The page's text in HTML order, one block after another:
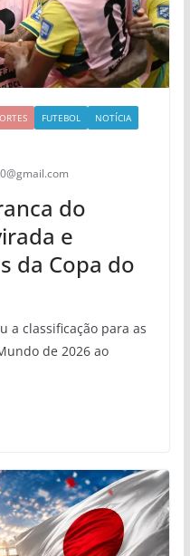
FUTEBOL
NOTÍCIA
do
e
da Copa do
a classificação para as
de 2026 ao